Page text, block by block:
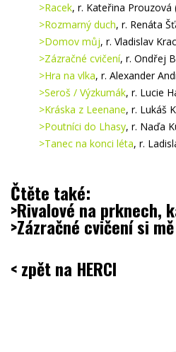
>Racek, r. Kateřina Prouzová
>Rozmarný duch, r. Renáta
>Domov můj, r. Vladislav
>Zázračné cvičení, r. Ondřej
>Hra na vlka, r. Alexander
>Seroš / Výzkumák, r. Lucie
>Kráska z Leenane, r. Lukáš
>Poutníci do Lhasy, r. Naďa
>Tanec na konci léta, r.
Čtěte také:
>Rivalové na prknech,
>Zázračné cvičení si
< zpět na HERCI